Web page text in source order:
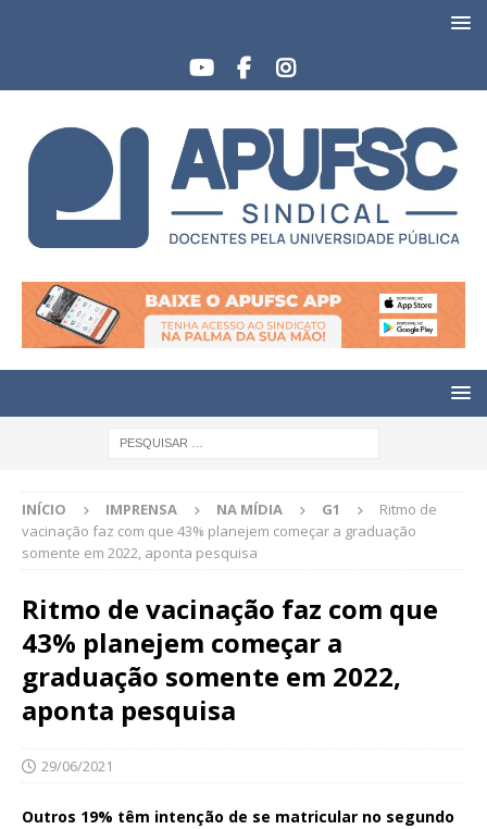
INÍCIO IMPRENSA NA MÍDIA G1
Ritmo de
vacinação faz com que 43% planejem começar a graduação
somente em 2022, aponta pesquisa
Ritmo de vacinação faz com que
43% planejem começar a
graduação somente em 2022,
aponta pesquisa
29/06/2021
Outros 19% têm intenção de se matricular no segundo